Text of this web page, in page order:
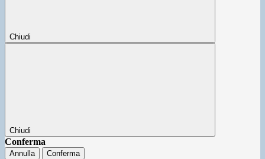
Chiudi
Chiudi
Conferma
Annulla Conferma